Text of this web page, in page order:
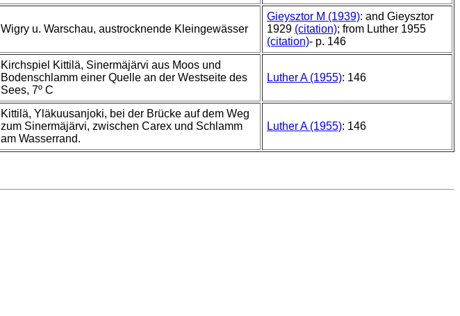
Wigry u. Warschau, austrocknende Kleingewässer
Gieysztor M (1939): and Gieysztor
1929 (citation); from Luther 1955
(citation)- p. 146
Kirchspiel Kittilä, Sinermäjärvi aus Moos und
Bodenschlamm einer Quelle an der Westseite des
Sees, 7º C
Luther A (1955): 146
Kittilä, Yläkuusanjoki, bei der Brücke auf dem Weg
zum Sinermäjärvi, zwischen Carex und Schlamm
am Wasserrand.
Luther A (1955): 146